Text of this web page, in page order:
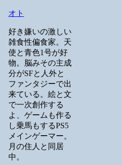
オト
好き嫌いの激しい
雑食性偏食家。天
使と青色1号が好
物。脳みその主成
分がSFと人外と
ファンタジーで出
来ている。絵と文
で一次創作する
よ、ゲームも作る
し乗馬もするPS5
メインゲーマー。
月の住人と同居
中。